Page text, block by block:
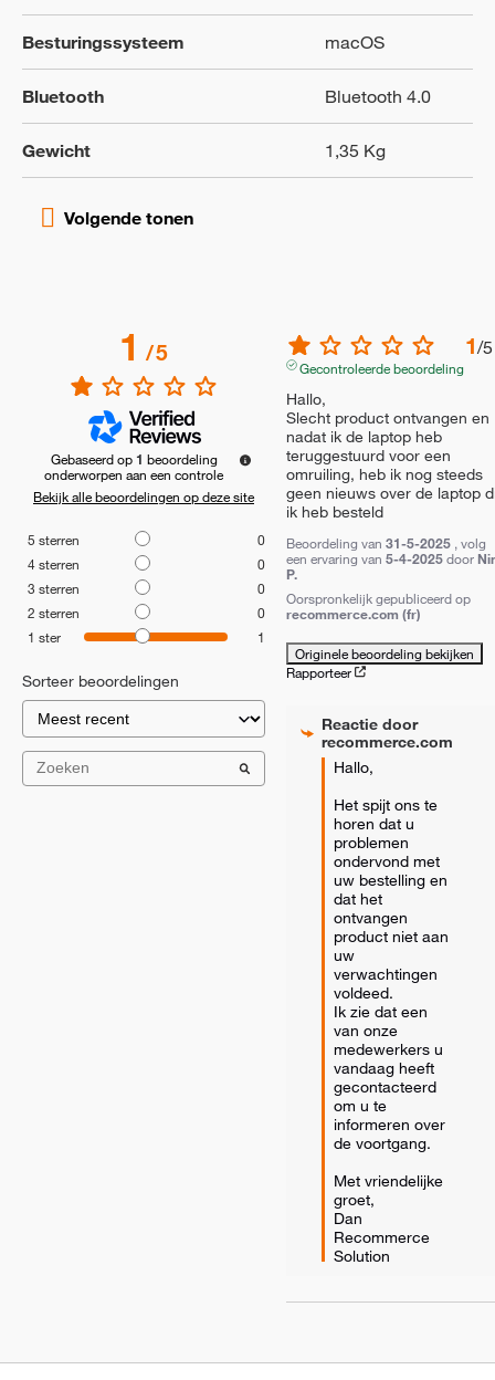
Besturingssysteem macOS
Bluetooth Bluetooth 4.0
Gewicht 1,35 Kg
1/5
Gebaseerd op 1 beoordeling
onderworpen aan een controle
Bekijk alle beoordelingen op deze site
5 sterren
0
4sterren
0
3 sterren
0
2 sterren
0
1 ster 1
Sorteer beoordelingen
1/5
Gecontroleerde beoordeling
Hallo,
Slecht product ontvangen en
nadat ik de laptop heb
teruggestuurd voor een
omruiling, heb ik nog steeds
geen nieuws over de laptop
ik heb besteld
Beoordeling van 31-5-2025 , volg
een ervaring van 5-4-2025 door
P.
Oorspronkelijk gepubliceerd op
recommerce.com (fr)
Originele beoordeling bekijken
Rapporteer
Reactie door
recommerce.com
Hallo,
Het spijt ons te
horen dat u
problemen
ondervond met
uw bestelling en
dat het
ontvangen
product niet aan
uw
verwachtingen
voldeed.
Ik zie dat een
van onze
medewerkers u
vandaag heeft
gecontacteerd
om u te
informeren over
de voortgang.
Met vriendelijke
groet,
Dan
Recommerce
Solution